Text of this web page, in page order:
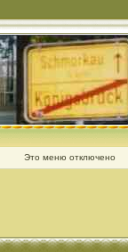
Это меню отключено